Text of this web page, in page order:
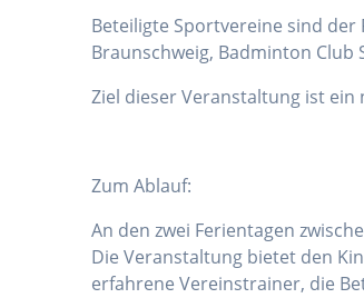
Beteiligte Sportvereine sind der
Braunschweig, Badminton Club
Ziel dieser Veranstaltung ist
Zum Ablauf:
An den zwei Ferientagen
Die Veranstaltung bietet den
erfahrene Vereinstrainer, die